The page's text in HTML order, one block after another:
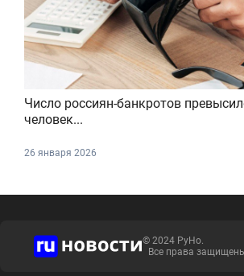
Число россиян-банкротов
человек...
26 января 2026
© 2024 РуНо.
Все права